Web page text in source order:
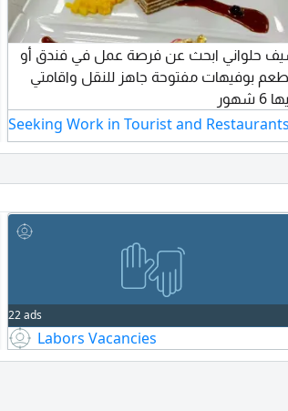
حلواني ابحث عن فرصة عمل في فندق أو
بوفيهات مفتوحة جاهز للنقل واقامتي
6 شهور
Seeking Work in Tourist and
22 ads
Labors Vacancies